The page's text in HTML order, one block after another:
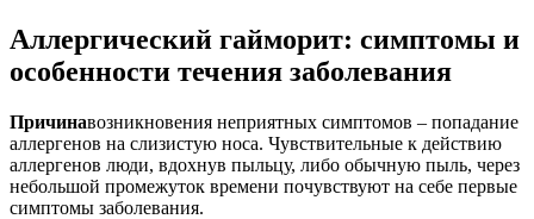
Аллергический гайморит: симптомы и
особенности течения заболевания
Причинавозникновения неприятных симптомов – попадание
аллергенов на слизистую носа. Чувствительные к действию
аллергенов люди, вдохнув пыльцу, либо обычную пыль, через
небольшой промежуток времени почувствуют на себе первые
симптомы заболевания.